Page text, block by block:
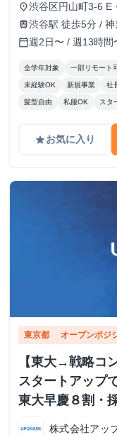
place渋谷区円山町3-6 E
train渋谷駅 徒歩5分 /
calendar_today週2日〜 / 週13時間
全学年対象 一部リモート
未経験OK 新規事業 社
髪型自由 私服OK スタ
gradeお気に入り
東京都 オープンポジ
【東大→戦略コ
スタートアップ
東大早慶８割・
株式会社アッ